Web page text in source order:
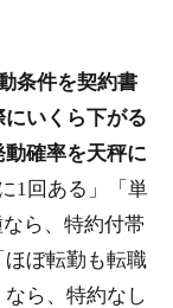
条件を契約書
いくら下がる
確率を天秤に
1回ある」「単
ら、特約付帯
ぼ転勤も転職
ら、特約なし